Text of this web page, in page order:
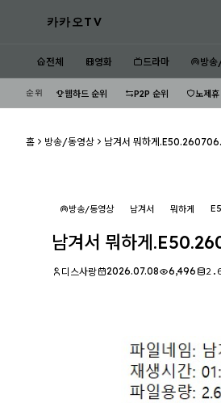
카카오TV
전체 영화 드라마 방
순위 웹하드 순위 P2P 순위 노제휴
홈 방송/동영상 남겨서 뭐하게
방송/동영상 남겨서 뭐하게
남겨서 뭐하게
디스사랑 2026.07.08 6,496